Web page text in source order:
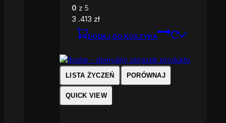
0 z 5
3 .413 zł
DODAJ DO KOSZYKA
LISTA ŻYCZEŃ PORÓWNAJ
QUICK VIEW